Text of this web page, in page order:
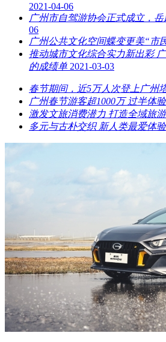
2021-04-06
广州市自驾游协会正式成立，
06
广州公共文化空间蝶变更美“市
推动城市文化综合实力新出彩
的成绩单 2021-03-03
春节期间，近5万人次登上广州
广州春节游客超1000万 过半体
激发文旅消费潜力 打造全域旅
多元与古朴交织 新人类最爱体